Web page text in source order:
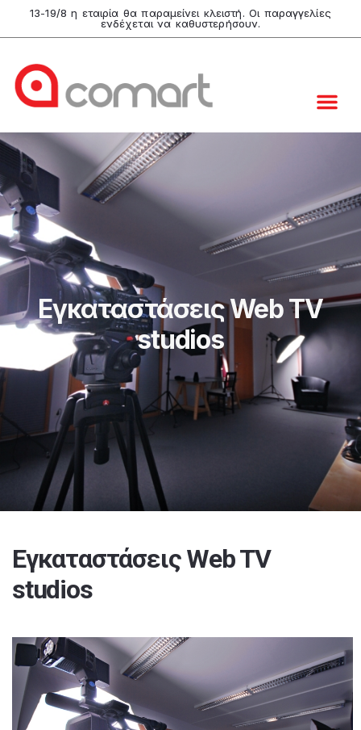
13-19/8 η εταιρία θα παραμείνει κλειστή. Οι παραγγελίες
ενδέχεται να καθυστερήσουν.
Εγκαταστάσεις Web TV
studios
Εγκαταστάσεις Web TV
studios